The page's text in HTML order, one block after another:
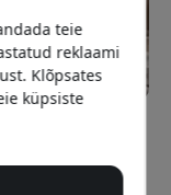
- kuidas
teie
reklaami
Klõpsates
küpsiste